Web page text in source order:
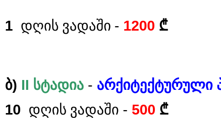
1 დღის ვადაში - 1200 ₾
ბ) II სტადია - არქიტექტურული
10 დღის ვადაში - 500 ₾